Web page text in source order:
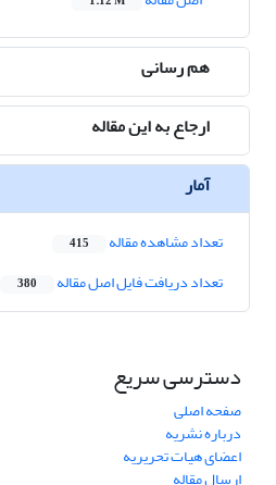
هم رسانی
ارجاع به این مقاله
آمار
تعداد مشاهده مقاله 415
تعداد دریافت فایل اصل مقاله 380
دسترسی سریع
صفحه اصلی
درباره نشریه
اعضای هیات تحریریه